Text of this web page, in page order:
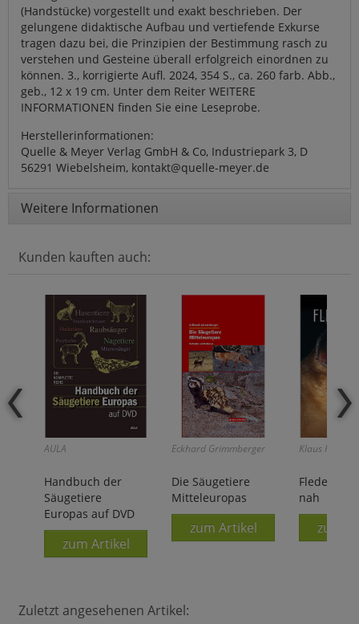
(Handstücke) vorgestellt und exakt beschrieben. Der
gelungene didaktische Aufbau und vertiefende Exkurse
tragen dazu bei, die Prinzipien der Bestimmung rasch zu
verstehen und Gesteine überall erfolgreich einordnen zu
können. 3., korrigierte Aufl. 2024, 354 S., ca. 260 farb. Abb.,
geb., 12 x 19 cm. Unter dem Reiter WEITERE
INFORMATIONEN finden Sie eine Leseprobe.
Herstellerinformationen:
Quelle & Meyer Verlag GmbH & Co, Industriepark 3, D
56291 Wiebelsheim, kontakt@quelle-meyer.de
Weitere Informationen
Kunden kauften auch:
AULA
Handbuch der
Säugetiere
Europas auf DVD
zum Artikel
Eckhard Grimmberger
Die Säugetiere
Mitteleuropas
zum Artikel
Klaus Richarz
nah
zum
Zuletzt angesehenen Artikel: